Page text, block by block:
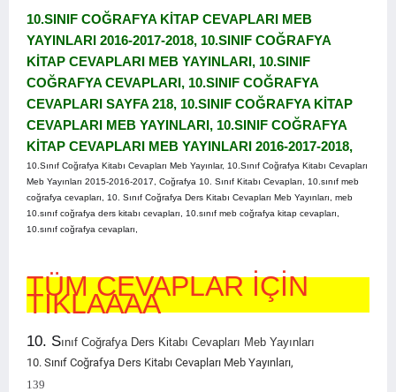
10.SINIF COĞRAFYA KİTAP CEVAPLARI MEB
YAYINLARI 2016-2017-2018, 10.SINIF COĞRAFYA
KİTAP CEVAPLARI MEB YAYINLARI, 10.SINIF
COĞRAFYA CEVAPLARI, 10.SINIF COĞRAFYA
CEVAPLARI SAYFA 218, 10.SINIF COĞRAFYA KİTAP
CEVAPLARI MEB YAYINLARI, 10.SINIF COĞRAFYA
KİTAP CEVAPLARI MEB YAYINLARI 2016-2017-2018,
10.Sınıf Coğrafya Kitabı Cevapları Meb Yayınlar, 10.Sınıf Coğrafya Kitabı Cevapları
Meb Yayınları 2015-2016-2017, Coğrafya 10. Sınıf Kitabı Cevapları, 10.sınıf meb
coğrafya cevapları, 10. Sınıf Coğrafya Ders Kitabı Cevapları Meb Yayınları, meb
10.sınıf coğrafya ders kitabı cevapları, 10.sınıf meb coğrafya kitap cevapları,
10.sınıf coğrafya cevapları,
TÜM CEVAPLAR İÇİN
TIKLAAAA
10. Sınıf Coğrafya Ders Kitabı Cevapları Meb Yayınları
10. Sınıf Coğrafya Ders Kitabı Cevapları Meb Yayınları,
139